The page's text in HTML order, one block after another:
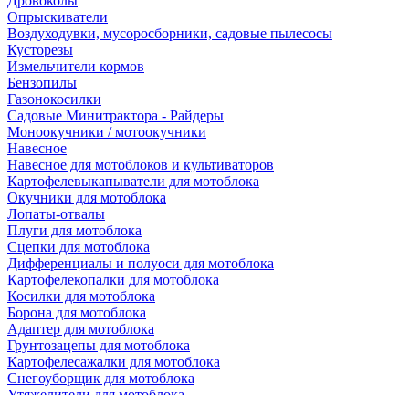
Опрыскиватели
Воздуходувки, мусоросборники, cадовые пылесосы
Кусторезы
Измельчители кормов
Бензопилы
Газонокосилки
Садовые Минитрактора - Райдеры
Моноокучники / мотоокучники
Навесное
Навесное для мотоблоков и культиваторов
Картофелевыкапыватели для мотоблока
Окучники для мотоблока
Лопаты-отвалы
Плуги для мотоблока
Сцепки для мотоблока
Дифференциалы и полуоси для мотоблока
Картофелекопалки для мотоблока
Косилки для мотоблока
Борона для мотоблока
Адаптер для мотоблока
Грунтозацепы для мотоблока
Картофелесажалки для мотоблока
Снегоуборщик для мотоблока